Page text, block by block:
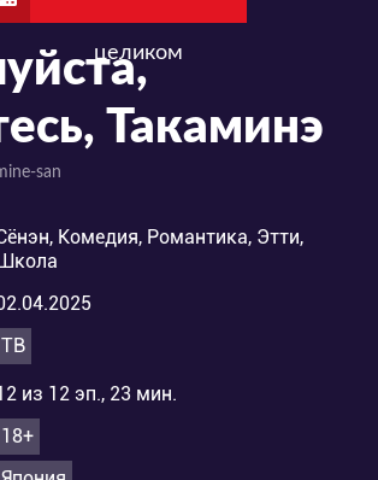
целиком
Такаминэ
san
Комедия, Романтика, Этти,
ТВ
из 12 эп., 23 мин.
18+